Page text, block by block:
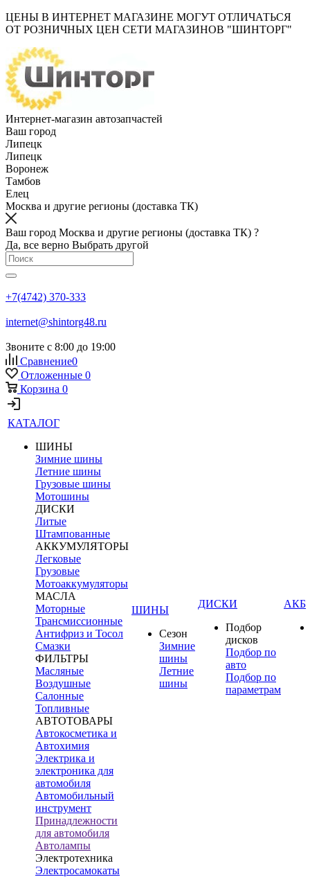
ЦЕНЫ В ИНТЕРНЕТ МАГАЗИНЕ МОГУТ ОТЛИЧАТЬСЯ
ОТ РОЗНИЧНЫХ ЦЕН СЕТИ МАГАЗИНОВ "ШИНТОРГ"
Интернет-магазин автозапчастей
Ваш город
Липецк
Липецк
Воронеж
Тамбов
Елец
Москва и другие регионы (доставка ТК)
Ваш город Москва и другие регионы (доставка ТК) ?
Да, все верно Выбрать другой
+7(4742) 370-333
internet@shintorg48.ru
Звоните с 8:00 до 19:00
Сравнение0
Отложенные 0
Корзина 0
КАТАЛОГ
ШИНЫ
Зимние шины
Летние шины
Грузовые шины
Мотошины
ДИСКИ
Литые
Штампованные
АККУМУЛЯТОРЫ
Легковые
Грузовые
Мотоаккумуляторы
МАСЛА
Моторные
Трансмиссионные
Антифриз и Тосол
Смазки
ФИЛЬТРЫ
Масляные
Воздушные
Салонные
Топливные
АВТОТОВАРЫ
Автокосметика и
Автохимия
Электрика и
электроника для
автомобиля
Автомобильный
инструмент
Принадлежности
для автомобиля
Автолампы
Электротехника
Электросамокаты
ШИНЫ
Сезон
Зимние
шины
Летние
шины
ДИСКИ
Подбор
дисков
Подбор по
авто
Подбор по
параметрам
АКБ